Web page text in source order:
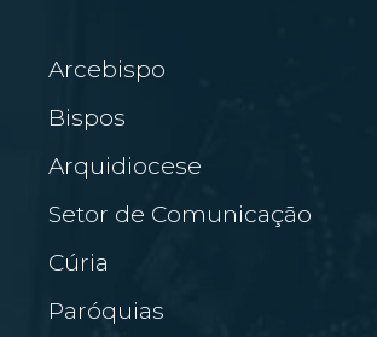
Arcebispo
Bispos
Arquidiocese
Setor de Comunicação
Cúria
Paróquias